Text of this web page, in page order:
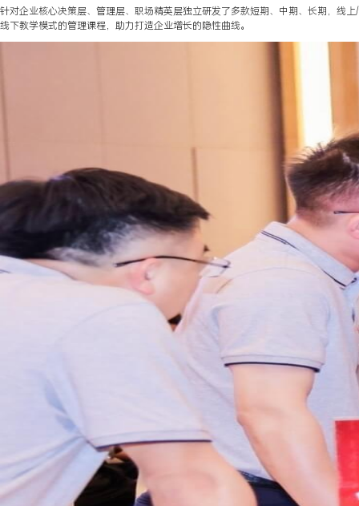
针对企业核心决策层、管理层、职场精英层独立研发了多款短期、中期、长期，线上/
线下教学模式的管理课程，助力打造企业增长的隐性曲线。